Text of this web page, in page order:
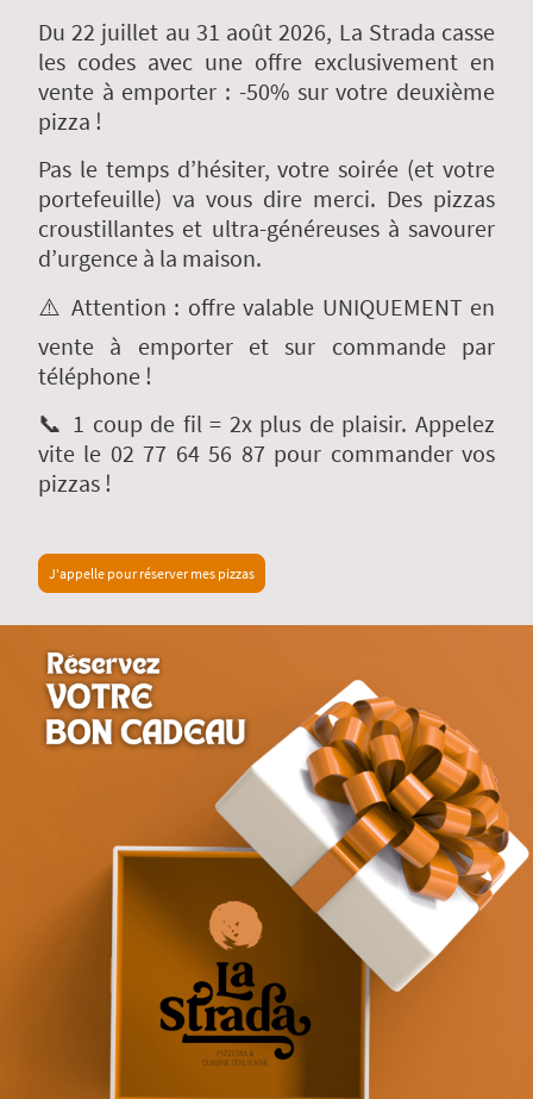
Du 22 juillet au 31 août 2026, La Strada casse
les codes avec une offre exclusivement en
vente à emporter : -50% sur votre deuxième
pizza !
Pas le temps d’hésiter, votre soirée (et votre
portefeuille) va vous dire merci. Des pizzas
croustillantes et ultra-généreuses à savourer
d’urgence à la maison.
⚠️ Attention : offre valable UNIQUEMENT en
vente à emporter et sur commande par
téléphone !
📞 1 coup de fil = 2x plus de plaisir. Appelez
vite le 02 77 64 56 87 pour commander vos
pizzas !
J'appelle pour réserver mes pizzas